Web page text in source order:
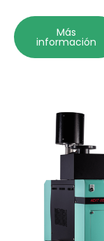
Más
información